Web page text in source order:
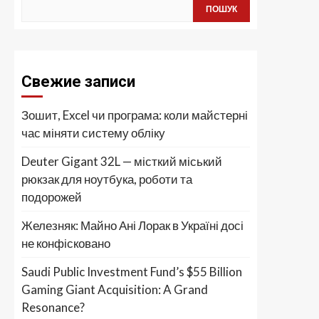
ПОШУК
Свежие записи
Зошит, Excel чи програма: коли майстерні
час міняти систему обліку
Deuter Gigant 32L — місткий міський
рюкзак для ноутбука, роботи та
подорожей
Железняк: Майно Ані Лорак в Україні досі
не конфісковано
Saudi Public Investment Fund’s $55 Billion
Gaming Giant Acquisition: A Grand
Resonance?